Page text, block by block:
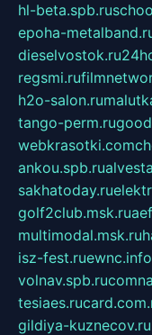
hl-beta.spb.ru
epoha-
dieselvostok.ru
regsmi.ru
h2o-salon.ru
tango-perm.ru
webkrasotki.com
ankou.spb.ru
sakhatoday.ru
golf2club.msk.ru
multimodal.msk.ru
isz-fest.ruewnc.info
volnav.spb.ru
tesiaes.ru
gildiya-kuznecov.ru